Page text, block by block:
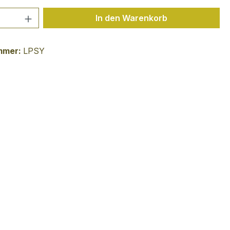
Anzahl: Gib den gewünschten Wert
In den Warenkorb
LPSY